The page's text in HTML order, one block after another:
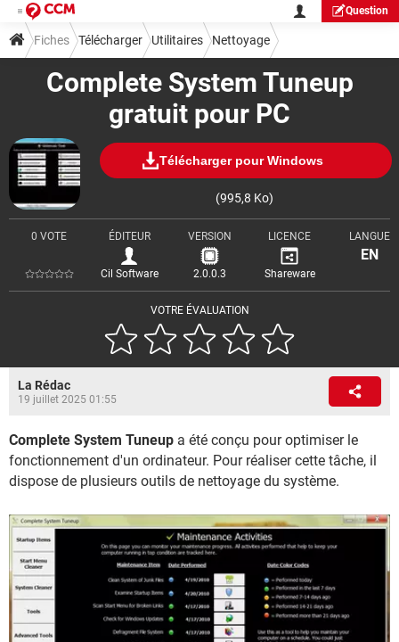
Question
Complete System Tuneup
gratuit pour PC
Télécharger pour Windows
(995,8 Ko)
VOTRE ÉVALUATION
0 VOTE ÉDITEUR
Cil Software
VERSION
2.0.0.3
LICENCE
Shareware
LANGUE
EN
Fiches Télécharger Utilitaires Nettoyage
La Rédac
19 juillet 2025 01:55
Complete System Tuneup a été conçu pour optimiser le
fonctionnement d'un ordinateur. Pour réaliser cette tâche, il
dispose de plusieurs outils de nettoyage du système.